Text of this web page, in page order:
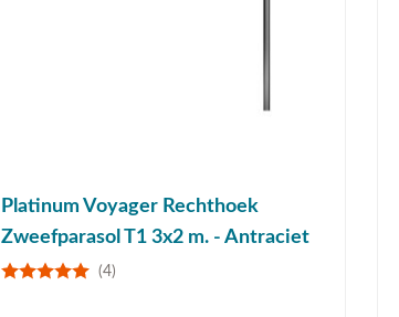
Platinum Voyager Rechthoek
Zweefparasol T1 3x2 m. - Antraciet
(4)